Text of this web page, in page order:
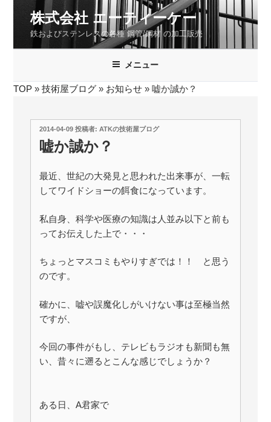
ン
ス
株式会社 エーティーケー
鉄およびステンレスの各種 鋼管/鋼材 の加工販売
メニュー
TOP » 技術屋ブログ » お知らせ » 嘘か誠か？
投
稿
日:
2014-04-09投稿者: ATKの技術屋ブログ
嘘か誠か？
最近、世紀の大発見と思われた出来事が、一転
してワイドショーの餌食になっています。
私自身、科学や医療の知識は人並み以下と前も
ってお伝えした上で・・・
ちょっとマスコミもやりすぎでは！！ と思う
のです。
確かに、嘘や誤魔化しがいけない事は至極当然
ですが、
今回の事件がもし、テレビもラジオも新聞も無
い、昔々に遡るとこんな感じでしょうか？
ある日、A君家で